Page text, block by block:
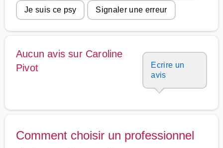
Je suis ce psy Signaler une erreur
Aucun avis sur Caroline
Pivot
Ecrire un
avis
Comment choisir un professionnel